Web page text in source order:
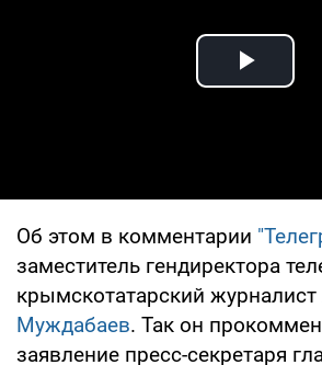
Play
Об этом в комментарии
заместитель гендиректора
крымскотатарский журналист
Муждабаев. Так он
заявление пресс-секретаря